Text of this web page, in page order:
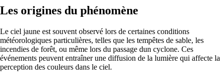
Les origines du phénomène
Le ciel jaune est souvent observé lors de certaines conditions
météorologiques particulières, telles que les tempêtes de sable, les
incendies de forêt, ou même lors du passage dun cyclone. Ces
événements peuvent entraîner une diffusion de la lumière qui affecte la
perception des couleurs dans le ciel.